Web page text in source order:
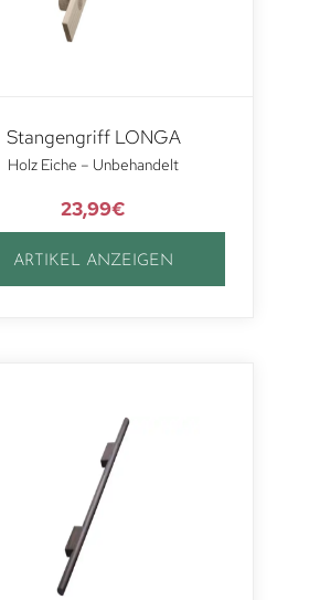
Stangengriff LONGA
Holz Eiche – Unbehandelt
23,99€
ARTIKEL ANZEIGEN